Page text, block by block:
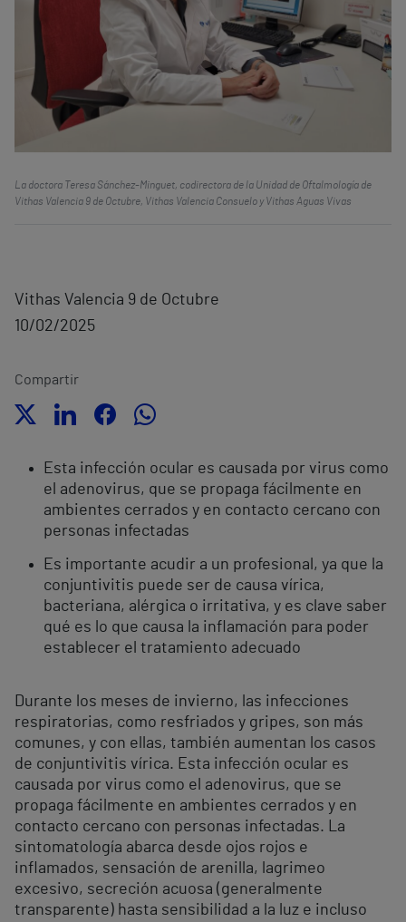
La doctora Teresa Sánchez-Minguet, codirectora de la Unidad de Oftalmología de
Vithas Valencia 9 de Octubre, Vithas Valencia Consuelo y Vithas Aguas Vivas
Vithas Valencia 9 de Octubre
10/02/2025
Compartir
Esta infección ocular es causada por virus como
el adenovirus, que se propaga fácilmente en
ambientes cerrados y en contacto cercano con
personas infectadas
Es importante acudir a un profesional, ya que la
conjuntivitis puede ser de causa vírica,
bacteriana, alérgica o irritativa, y es clave saber
qué es lo que causa la inflamación para poder
establecer el tratamiento adecuado
Durante los meses de invierno, las infecciones
respiratorias, como resfriados y gripes, son más
comunes, y con ellas, también aumentan los casos
de conjuntivitis vírica. Esta infección ocular es
causada por virus como el adenovirus, que se
propaga fácilmente en ambientes cerrados y en
contacto cercano con personas infectadas. La
sintomatología abarca desde ojos rojos e
inflamados, sensación de arenilla, lagrimeo
excesivo, secreción acuosa (generalmente
transparente) hasta sensibilidad a la luz e incluso